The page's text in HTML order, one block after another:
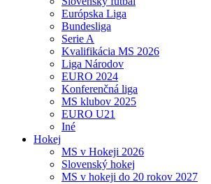
Európska Liga
Bundesliga
Serie A
Kvalifikácia MS 2026
Liga Národov
EURO 2024
Konferenčná liga
MS klubov 2025
EURO U21
Iné
Hokej
MS v Hokeji 2026
Slovenský hokej
MS v hokeji do 20 rokov 2027